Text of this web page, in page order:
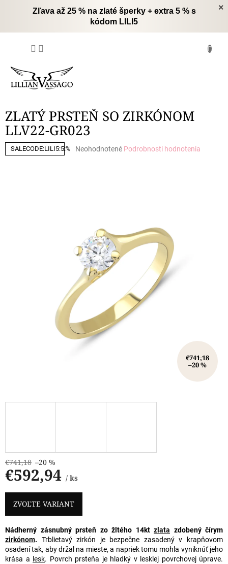
×
Zľava až 25 % na zlaté šperky + extra 5 % s
kódom LILI5
ZLATÝ PRSTEŇ SO ZIRKÓNOM
LLV22-GR023
SALECODE:LILI5:5:%
Priemerné
Neohodnotené Podrobnosti hodnotenia
€741,18
–20 %
€741,18 –20 %
€592,94 / ks
Jednotková
cena:
ZVOĽTE VARIANT
Nádherný zásnubný prsteň zo žltého 14kt zlata zdobený čírym
zirkónom. Trblietavý zirkón je bezpečne zasadený v krapňovom
osadení tak, aby držal na mieste, a napriek tomu mohla vyniknúť jeho
krása a lesk. Povrch prsteňa je hladký v lesklej povrchovej úprave.